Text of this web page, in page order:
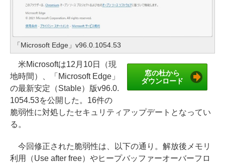
「Microsoft Edge」v96.0.1054.53
窓の杜から
ダウンロード
米Microsoftは12月10日（現
地時間）、「Microsoft Edge」
の最新安定（Stable）版v96.0.
1054.53を公開した。16件の
脆弱性に対処したセキュリティアップデートとなってい
る。
今回修正された脆弱性は、以下の通り。解放後メモリ
利用（Use after free）やヒープバッファーオーバーフロ